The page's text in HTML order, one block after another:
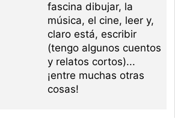
fascina dibujar, la
música, el cine, leer y,
claro está, escribir
(tengo algunos cuentos
y relatos cortos)...
¡entre muchas otras
cosas!